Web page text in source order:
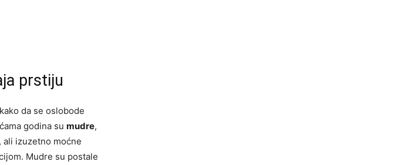
prstiju
da se oslobode
godina su mudre,
izuzetno moćne
Mudre su postale